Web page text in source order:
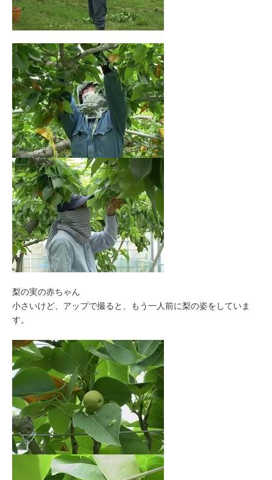
梨の実の赤ちゃん
小さいけど、アップで撮ると、もう一人前に梨の姿をしていま
す。